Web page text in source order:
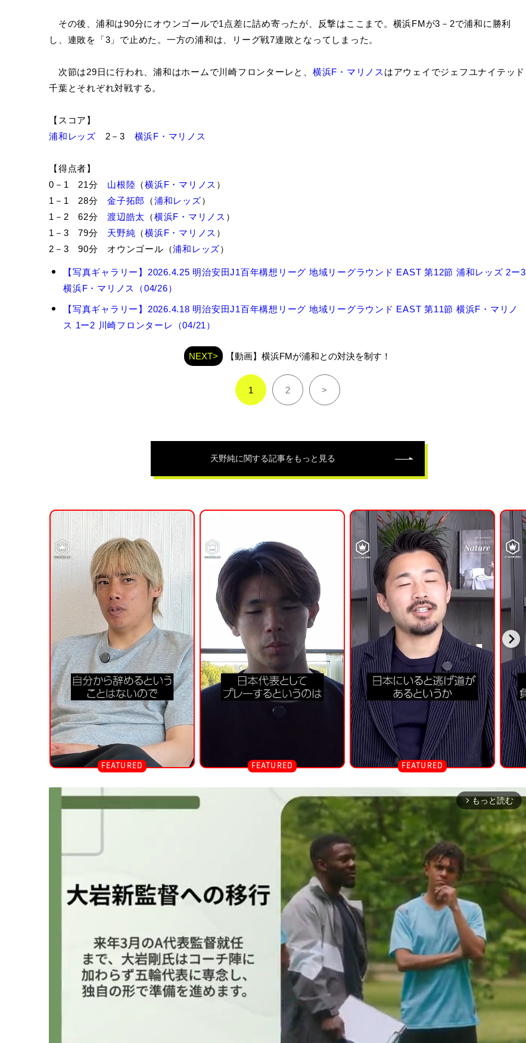
その後、浦和は90分にオウンゴールで1点差に詰め寄ったが、反撃はここまで。横浜FMが3－2で浦和に勝利
し、連敗を「3」で止めた。一方の浦和は、リーグ戦7連敗となってしまった。
次節は29日に行われ、浦和はホームで川崎フロンターレと、 横浜F・マリノス はアウェイでジェフユナイテッド
千葉とそれぞれ対戦する。
【スコア】
浦和レッズ 2－3 横浜F・マリノス
【得点者】
0－1 21分 山根陸 （横浜F・マリノス ）
1－1 28分 金子拓郎 （浦和レッズ）
1－2 62分 渡辺皓太 （横浜F・マリノス ）
1－3 79分 天野純 （横浜F・マリノス ）
2－3 90分 オウンゴール（浦和レッズ）
天
の
【写真ギャラリー】2026.4.25 明治安田J1百年構想リーグ 地域リーグラウンド EAST 第12節 浦和レッズ 2ー3
横浜F・マリノス（04/26）
【写真ギャラリー】2026.4.18 明治安田J1百年構想リーグ 地域リーグラウンド EAST 第11節 横浜F・マリノ
ス 1ー2 川崎フロンターレ（04/21）
NEXT> 【動画】横浜FMが浦和との対決を制す！
1 2 >
天野純に関する記事をもっと見る
arrow_forward_ios もっと読む